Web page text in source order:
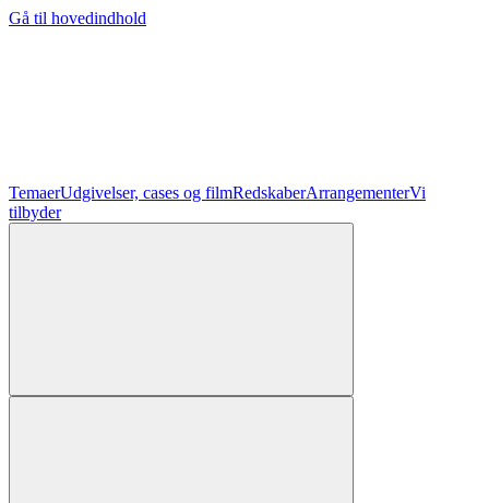
Gå til hovedindhold
TemaerUdgivelser, cases og filmRedskaberArrangementerVi
tilbyder